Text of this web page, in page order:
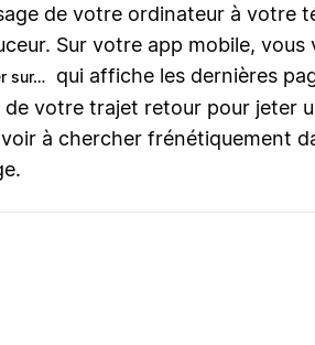
de votre ordinateur à votre
Sur votre app mobile, vous
sur…
qui affiche les dernières
votre trajet retour pour jeter
à chercher frénétiquement